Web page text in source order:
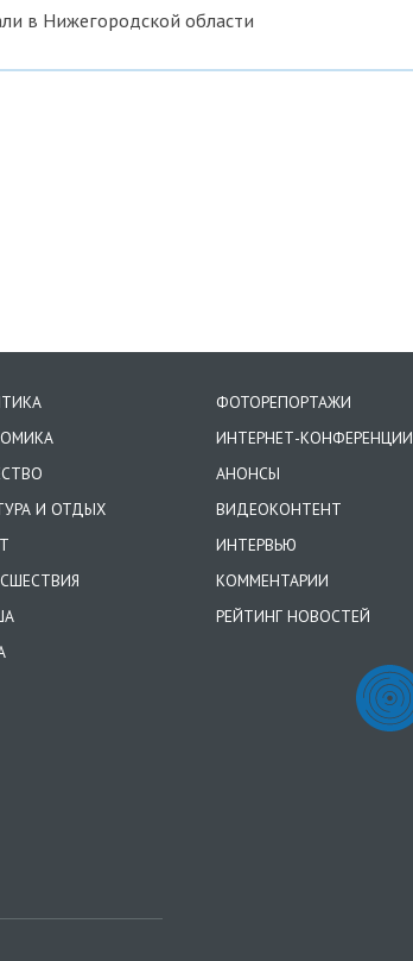
в Нижегородской области
И ОТДЫХ
ФОТОРЕПОРТАЖИ
ИНТЕРНЕТ-КОНФЕРЕНЦИИ
АНОНСЫ
ВИДЕОКОНТЕНТ
ИНТЕРВЬЮ
КОММЕНТАРИИ
РЕЙТИНГ НОВОСТЕЙ